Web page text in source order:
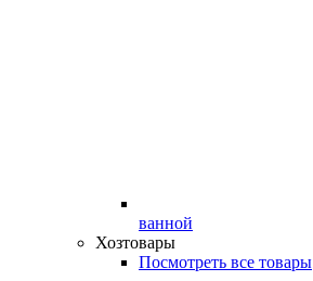
ванной
Хозтовары
Посмотреть все товары